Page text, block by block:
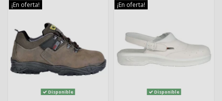
¡En oferta!
Disponible
¡En oferta!
Disponible